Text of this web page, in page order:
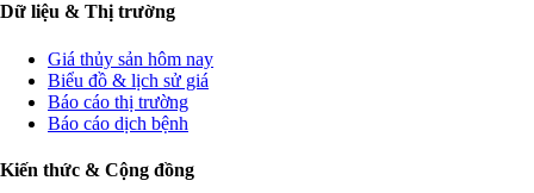
Dữ liệu & Thị trường
Giá thủy sản hôm nay
Biểu đồ & lịch sử giá
Báo cáo thị trường
Báo cáo dịch bệnh
Kiến thức & Cộng đồng